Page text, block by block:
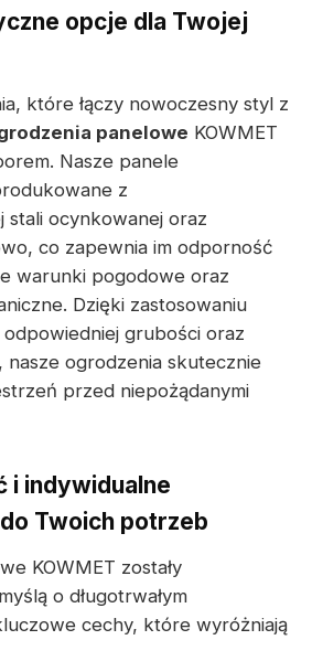
opcje dla Twojej
które łączy nowoczesny styl z
panelowe KOWMET
Nasze panele
z
ocynkowanej oraz
co zapewnia im odporność
warunki pogodowe oraz
Dzięki zastosowaniu
grubości oraz
ogrodzenia skutecznie
przed niepożądanymi
i indywidualne
Twoich potrzeb
KOWMET zostały
o długotrwałym
cechy, które wyróżniają